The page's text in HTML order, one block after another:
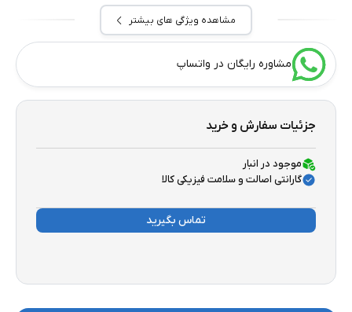
مشاهده ویژگی های بیشتر
مشاوره رایگان در واتساپ
جزئیات سفارش و خرید
موجود در انبار
گارانتی اصالت و سلامت فیزیکی کالا
تماس بگیرید